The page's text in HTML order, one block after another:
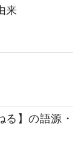
来
】の語源・